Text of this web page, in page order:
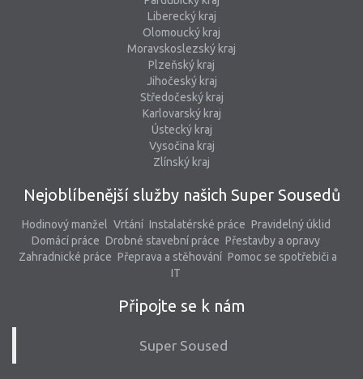
Liberecký kraj
Olomoucký kraj
Moravskoslezský kraj
Plzeňský kraj
Jihočeský kraj
Středočeský kraj
Karlovarský kraj
Ústecký kraj
Vysočina kraj
Zlínský kraj
Nejoblíbenější služby našich Super Sousedů
Hodinový manžel Vrtání Instalatérské práce Pravidelný úklid
Domácí práce Drobné stavební práce Přestavby a opravy
Zahradnické práce Přeprava a stěhování Pomoc se spotřebiči a
IT
Připojte se k nám
Super Soused